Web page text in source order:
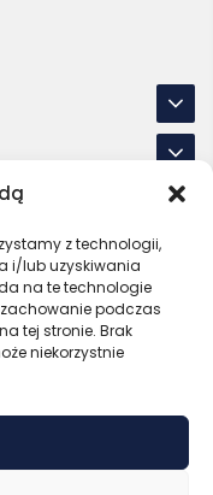
z technologii,
i/lub uzyskiwania
na te technologie
podczas
tej stronie. Brak
niekorzystnie